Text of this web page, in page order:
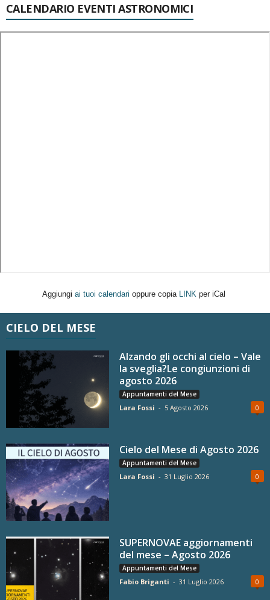
CALENDARIO EVENTI ASTRONOMICI
Aggiungi ai tuoi calendari oppure copia LINK per iCal
CIELO DEL MESE
Alzando gli occhi al cielo – Vale
la sveglia?Le congiunzioni di
agosto 2026
Appuntamenti del Mese
Lara Fossi - 5 Agosto 2026 0
Cielo del Mese di Agosto 2026
Appuntamenti del Mese
Lara Fossi - 31 Luglio 2026 0
SUPERNOVAE aggiornamenti
del mese – Agosto 2026
Appuntamenti del Mese
Fabio Briganti - 31 Luglio 2026 0